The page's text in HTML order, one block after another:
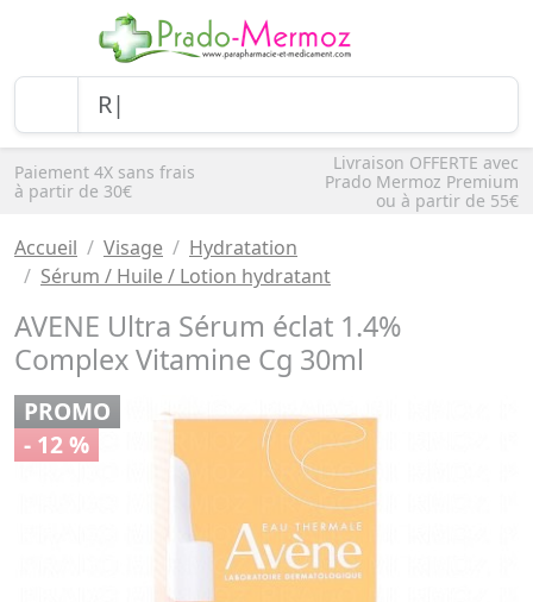
Paiement 4X sans frais
à partir de 30€
Livraison OFFERTE avec
Prado Mermoz Premium
ou à partir de 55€
Accueil Visage
Hydratation
Sérum / Huile / Lotion hydratant
AVENE Ultra Sérum éclat 1.4%
Complex Vitamine Cg 30ml
PROMO
- 12 %